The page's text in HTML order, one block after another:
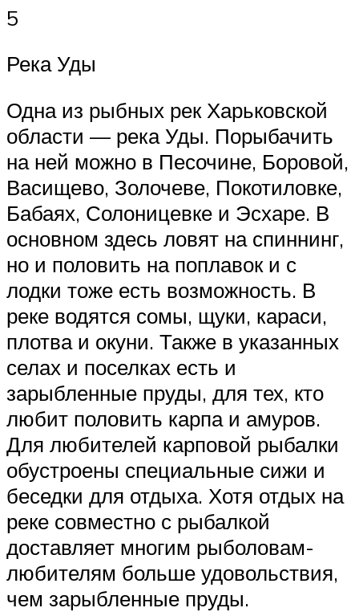
5
Река Уды
Одна из рыбных рек Харьковской
области — река Уды. Порыбачить
на ней можно в Песочине, Боровой,
Васищево, Золочеве, Покотиловке,
Бабаях, Солоницевке и Эсхаре. В
основном здесь ловят на спиннинг,
но и половить на поплавок и с
лодки тоже есть возможность. В
реке водятся сомы, щуки, караси,
плотва и окуни. Также в указанных
селах и поселках есть и
зарыбленные пруды, для тех, кто
любит половить карпа и амуров.
Для любителей карповой рыбалки
обустроены специальные сижи и
беседки для отдыха. Хотя отдых на
реке совместно с рыбалкой
доставляет многим рыболовам-
любителям больше удовольствия,
чем зарыбленные пруды.